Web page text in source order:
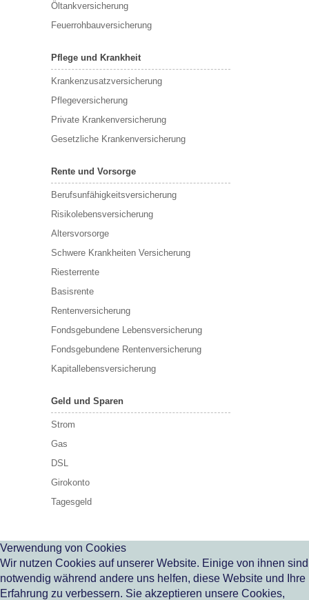
Öltankversicherung
Feuerrohbauversicherung
Pflege und Krankheit
Krankenzusatzversicherung
Pflegeversicherung
Private Krankenversicherung
Gesetzliche Krankenversicherung
Rente und Vorsorge
Berufs­unfähigkeitsversicherung
Risikolebensversicherung
Altersvorsorge
Schwere Krankheiten Versicherung
Riesterrente
Basisrente
Rentenversicherung
Fondsgebundene Lebensversicherung
Fondsgebundene Rentenversicherung
Kapitallebensversicherung
Geld und Sparen
Strom
Gas
DSL
Girokonto
Tagesgeld
Verwendung von Cookies
Wir nutzen Cookies auf unserer Website. Einige von ihnen sind
notwendig während andere uns helfen, diese Website und Ihre
Erfahrung zu verbessern. Sie akzeptieren unsere Cookies,